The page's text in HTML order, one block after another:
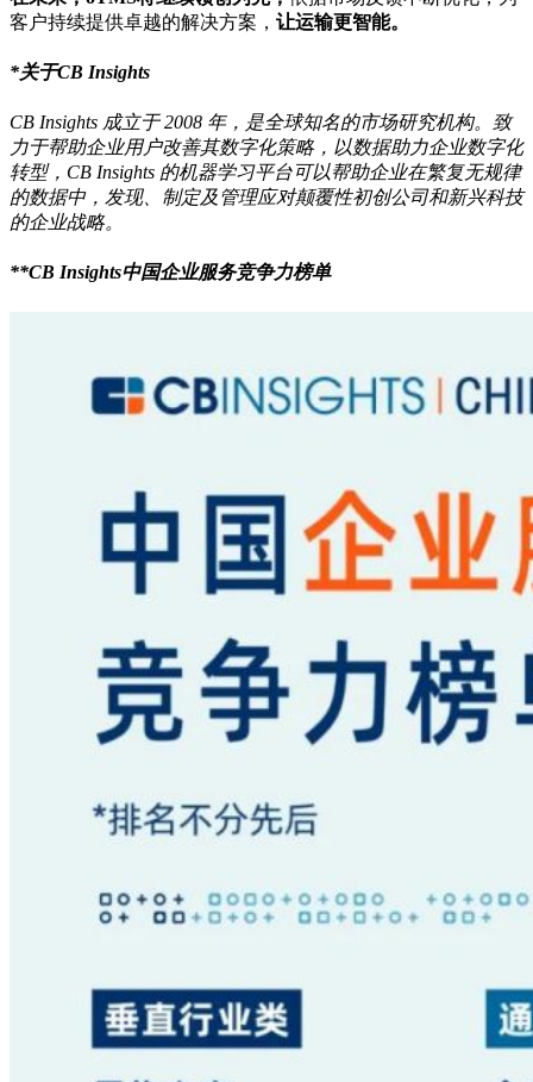
客户持续提供卓越的解决方案， 让运输更智能。
*关于CB Insights
CB Insights 成立于 2008 年，是全球知名的市场研究机构。致
力于帮助企业用户改善其数字化策略，以数据助力企业数字化
转型，CB Insights 的机器学习平台可以帮助企业在繁复无规律
的数据中，发现、制定及管理应对颠覆性初创公司和新兴科技
的企业战略。
**CB Insights中国企业服务竞争力榜单